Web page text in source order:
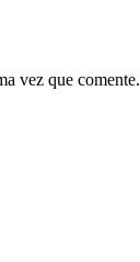
vez que comente.